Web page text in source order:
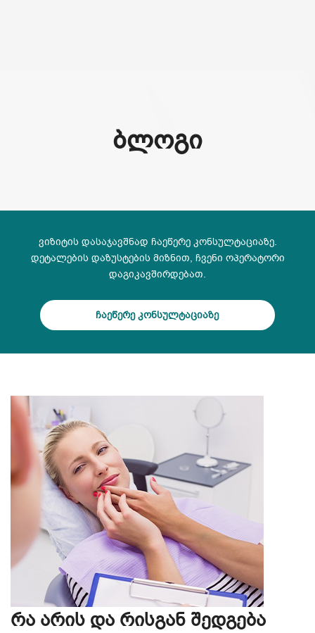
ᲑᲚᲝᲒᲘ
ვიზიტის დასაჯავშნად ჩაეწერე კონსულტაციაზე.
დეტალების დაზუსტების მიზნით, ჩვენი ოპერატორი
დაგიკავშირდებათ.
ჩაეწერე კონსულტაციაზე
რა არის და რისგან შედგება